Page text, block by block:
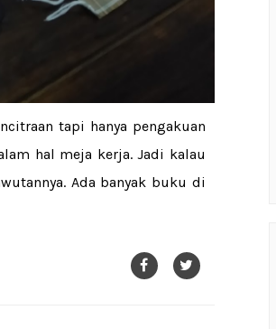
tapi hanya pengakuan
hal meja kerja. Jadi kalau
Ada banyak buku di